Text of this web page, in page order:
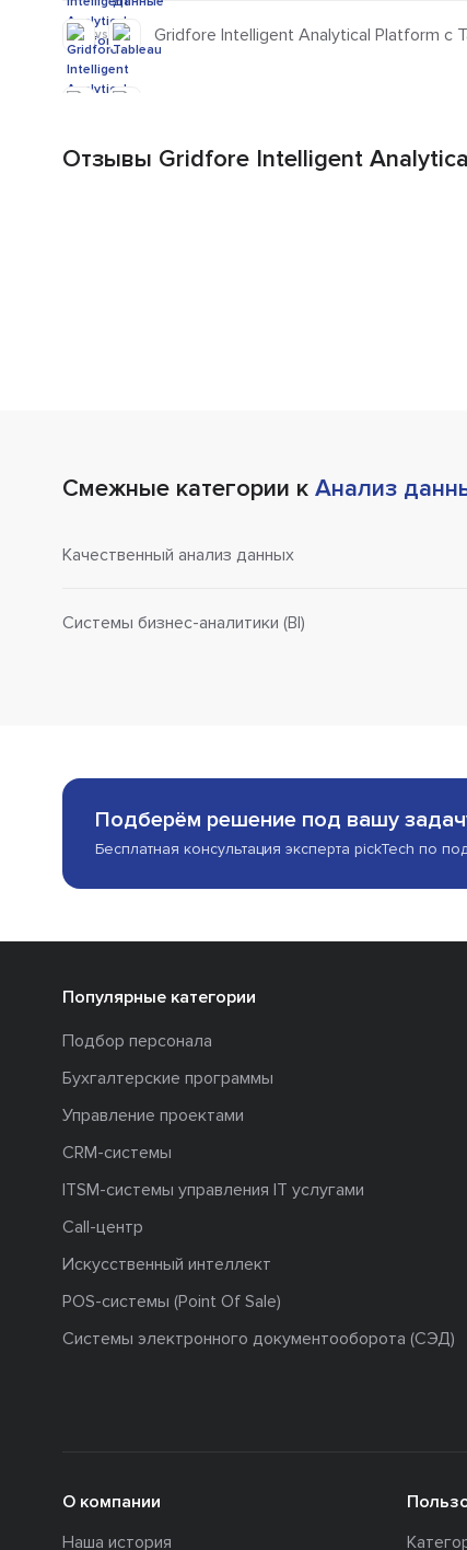
vs Gridfore Intelligent Analytical Platform с
Отзывы Gridfore Intelligent
Смежные категории к Анализ
Качественный анализ данных
Системы бизнес-аналитики (BI)
Подберём решение под вашу
Бесплатная консультация эксперта pickTech по
Популярные категории
Подбор персонала
Бухгалтерские программы
Управление проектами
CRM-системы
ITSM-системы управления IT услугами
Call-центр
Искусственный интеллект
POS-системы (Point Of Sale)
Системы электронного документооборота (СЭД)
О компании
Наша история